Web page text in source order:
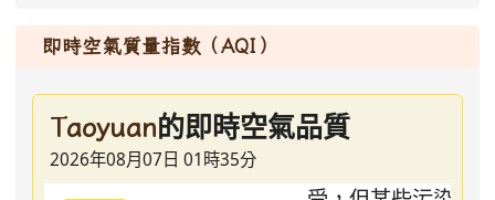
即時空氣質量指數（AQI）
Taoyuan的即時空氣品質
2026年08月07日 01時35分